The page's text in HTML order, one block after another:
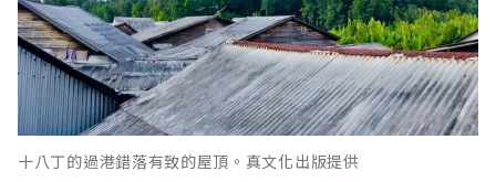
十八丁的過港錯落有致的屋頂。真文化出版提供